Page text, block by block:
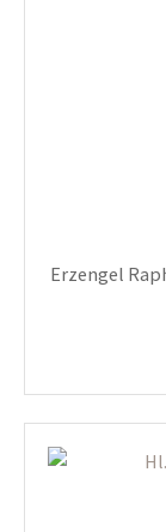
Erzengel